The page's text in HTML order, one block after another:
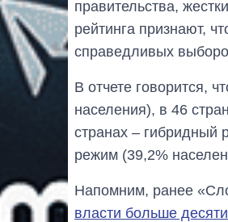
правительства,
рейтинга признают,
справедливых
В отчете говорится,
населения), в 46
странах – гибридный
режим (39,2%
Напомним, ранее
власти больше